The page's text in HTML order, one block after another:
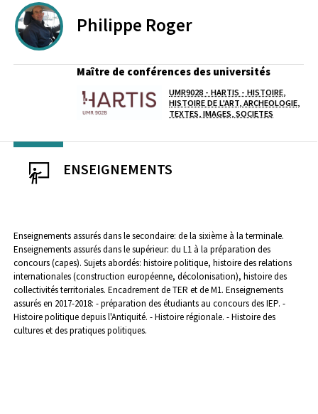
Philippe Roger
Maître de conférences des universités
Laboratoire / équipe
UMR9028 - HARTIS - HISTOIRE,
HISTOIRE DE L'ART, ARCHEOLOGIE,
TEXTES, IMAGES, SOCIETES
ENSEIGNEMENTS
Enseignements assurés dans le secondaire: de la sixième à la terminale.
Enseignements assurés dans le supérieur: du L1 à la préparation des
concours (capes). Sujets abordés: histoire politique, histoire des relations
internationales (construction européenne, décolonisation), histoire des
collectivités territoriales. Encadrement de TER et de M1. Enseignements
assurés en 2017-2018: - préparation des étudiants au concours des IEP. -
Histoire politique depuis l'Antiquité. - Histoire régionale. - Histoire des
cultures et des pratiques politiques.